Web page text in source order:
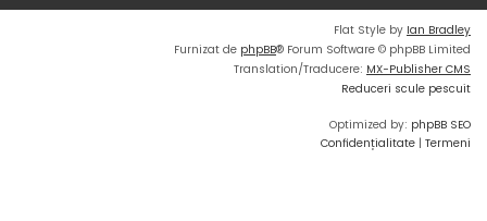
Flat Style by Ian Bradley
Furnizat de phpBB® Forum Software © phpBB Limited
Translation/Traducere: MX-Publisher CMS
Reduceri scule pescuit
Optimized by: phpBB SEO
Confidențialitate | Termeni